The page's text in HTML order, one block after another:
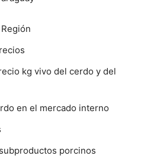
kg vivo del cerdo y del
en el mercado interno
porcinos